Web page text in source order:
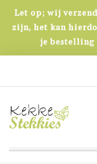
Let op; wij
zijn, het kan
je bestelling